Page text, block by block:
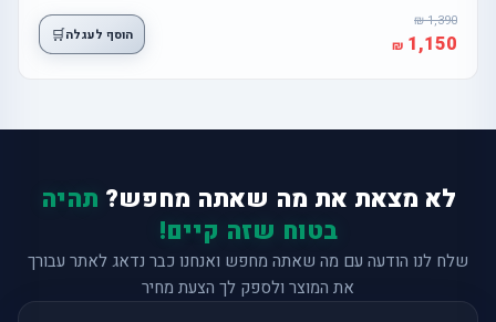
1,390
1,150 הוסף לעגלה🛒
לא מצאת את מה שאתה מחפש? תהיה
בטוח שזה קיים!
שלח לנו הודעה עם מה שאתה מחפש ואנחנו כבר נדאג לאתר עבורך
את המוצר ולספק לך הצעת מחיר